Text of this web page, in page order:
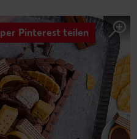
per Pinterest teilen